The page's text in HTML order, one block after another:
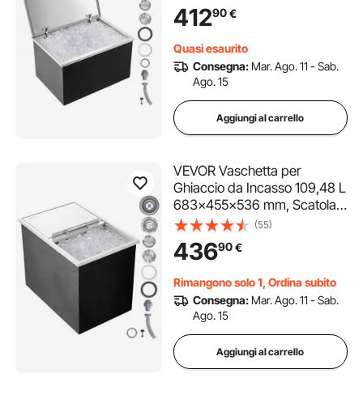
isolata in acciaio inox,
coperchio incernierato,
ghiaccio per bevande
fresche
41290€
Quasi esaurito
Consegna: Mar. Ago. 11 - Sab.
Ago. 15
Aggiungi al carrello
VEVOR Vaschetta per
Ghiaccio da Incasso 109,48 L
683x455x536 mm, Scatola
per Ghiaccio in Acciaio Inox,
Coperchio Scorrevole,
Conservazione dei Cubetti di
Fredde
(55)
43690€
Rimangono solo 1, Ordina subito
Consegna: Mar. Ago. 11 - Sab.
Ago. 15
Aggiungi al carrello